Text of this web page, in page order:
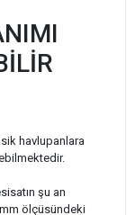
havlupanlara
şu an
ölçüsündeki